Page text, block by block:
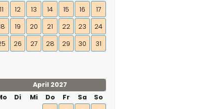
11
12 13 14 15 16
17
19 20 21 22 23
24
26 27 28 29 30 31
April 2027
Di Mi Do Fr Sa
So